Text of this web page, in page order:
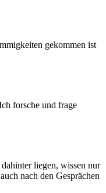
gekommen ist
forsche und frage
liegen, wissen nur
nach den Gesprächen